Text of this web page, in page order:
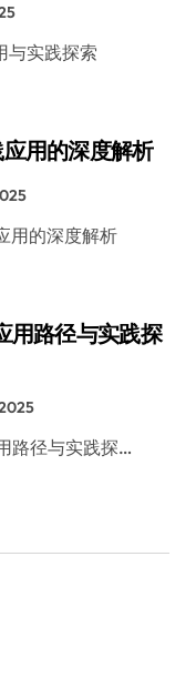
与实践探索
用的深度解析
用的深度解析
用路径与实践探
路径与实践探…